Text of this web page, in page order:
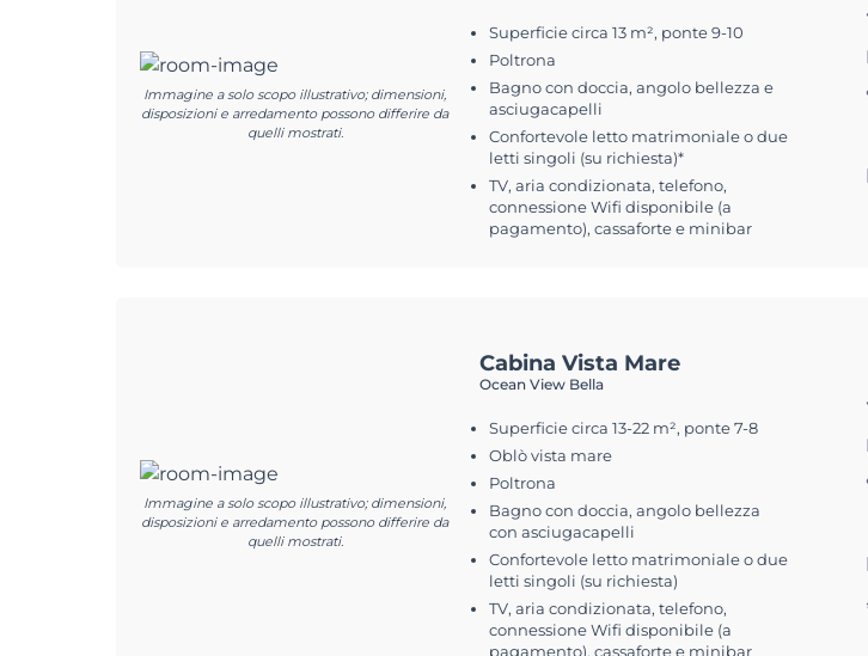
Immagine a solo scopo illustrativo; dimensioni,
disposizioni e arredamento possono differire da
quelli mostrati.
Superficie circa 13 m², ponte 9-10
Poltrona
Bagno con doccia, angolo bellezza e
asciugacapelli
Confortevole letto matrimoniale o due
letti singoli (su richiesta)*
TV, aria condizionata, telefono,
connessione Wifi disponibile (a
pagamento), cassaforte e minibar
Immagine a solo scopo illustrativo; dimensioni,
disposizioni e arredamento possono differire da
quelli mostrati.
Cabina Vista Mare
Ocean View Bella
Superficie circa 13-22 m², ponte 7-8
Oblò vista mare
Poltrona
Bagno con doccia, angolo bellezza
con asciugacapelli
Confortevole letto matrimoniale o due
letti singoli (su richiesta)
TV, aria condizionata, telefono,
connessione Wifi disponibile (a
pagamento), cassaforte e minibar